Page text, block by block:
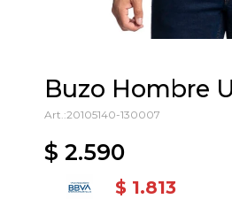
Buzo Hombre
20105140-130007
$ 2.590
$ 1.813